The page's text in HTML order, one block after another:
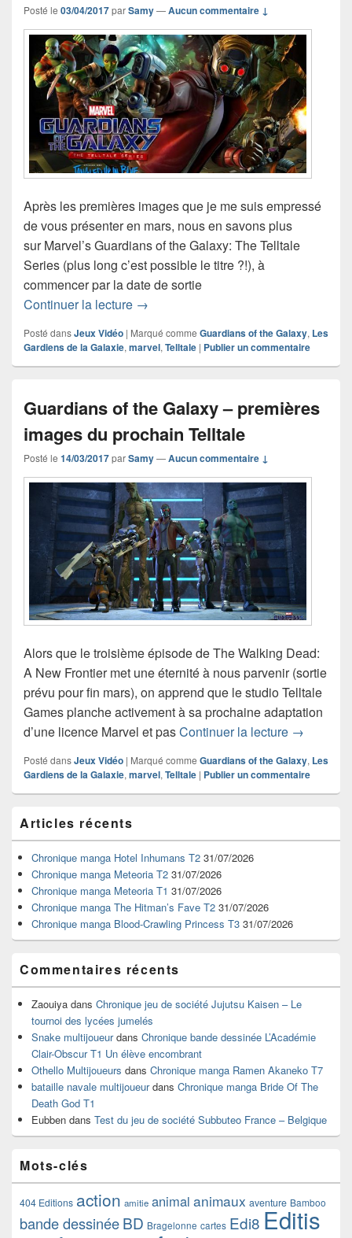
Posté le 03/04/2017parSamy—Aucun commentaire ↓
Après les premières images que je me suis empressé
de vous présenter en mars, nous en savons plus
sur Marvel’s Guardians of the Galaxy: The Telltale
Series (plus long c’est possible le titre ?!), à
commencer par la date de sortie
Continuer la lecture Date et premier trailer pour
→
Posté dansJeux Vidéo | Marqué comme Guardians of the Galaxy, Les
Gardiens de la Galaxie, marvel, Telltale | Publier un commentaire
Guardians of the Galaxy – premières
images du prochain Telltale
Posté le 14/03/2017parSamy—Aucun commentaire ↓
Alors que le troisième épisode de The Walking Dead:
A New Frontier met une éternité à nous parvenir (sortie
prévu pour fin mars), on apprend que le studio Telltale
Games planche activement à sa prochaine adaptation
d’une licence Marvel et pasContinuer la lecture →
Posté dansJeux Vidéo | Marqué comme Guardians of the Galaxy, Les
Gardiens de la Galaxie, marvel, Telltale | Publier un commentaire
principale
de
widget
pour
barre
latérale
Articles récents
Chronique manga Hotel Inhumans T2 31/07/2026
Chronique manga Meteoria T2 31/07/2026
Chronique manga Meteoria T1 31/07/2026
Chronique manga The Hitman’s Fave T2 31/07/2026
Chronique manga Blood-Crawling Princess T3 31/07/2026
Commentaires récents
Zaouiya dans Chronique jeu de société Jujutsu Kaisen – Le
tournoi des lycées jumelés
Snake multijoueurdans Chronique bande dessinée L’Académie
Clair-Obscur T1 Un élève encombrant
Othello Multijoueurs dans Chronique manga Ramen Akaneko T7
bataille navale multijoueurdans Chronique manga Bride Of The
Death God T1
Eubben dans Test du jeu de société Subbuteo France – Belgique
Mots-clés
404 Editions action amitie animal animaux aventure Bamboo
bande dessinéeBD Bragelonne cartes Edi8 Editis